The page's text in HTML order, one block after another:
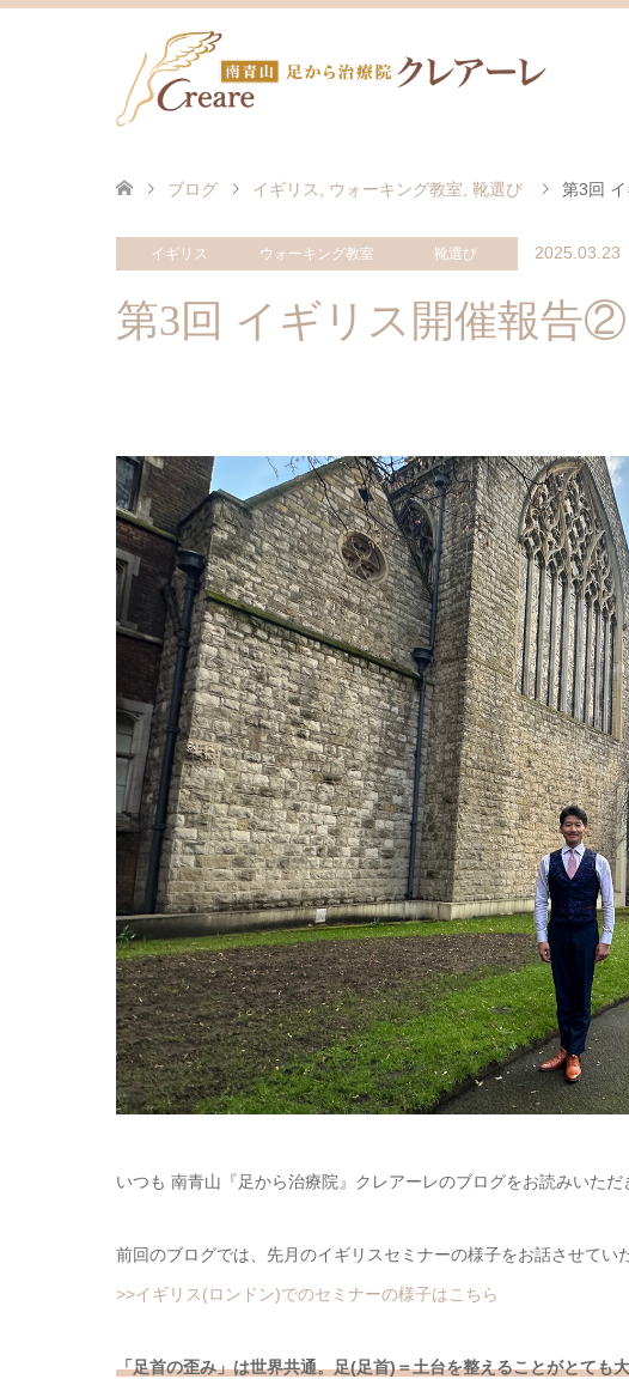
ブログ イギリス ウォーキング教室 靴選び 第3回
イギリス ウォーキング教室 靴選び 2025.03.23
第3回 イギリス開催報告②
いつも 南青山『足から治療院』クレアーレのブログをお読みいただ
前回のブログでは、先月のイギリスセミナーの様子をお話させてい
>>イギリス(ロンドン)でのセミナーの様子はこちら
「足首の歪み」は世界共通。足(足首)＝土台を整えることがとても